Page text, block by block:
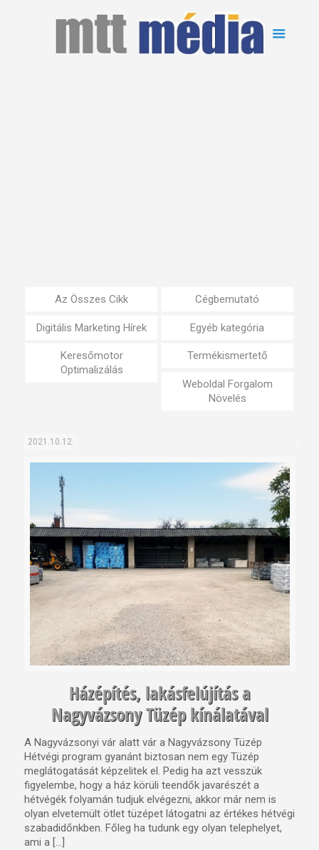
Az Összes Cikk Cégbemutató
Digitális Marketing Hírek Egyéb kategória
Keresőmotor
Optimalizálás
Termékismertető
Weboldal Forgalom
Növelés
2021.10.12.
Házépítés, lakásfelújítás a
Nagyvázsony Tüzép kínálatával
A Nagyvázsonyi vár alatt vár a Nagyvázsony Tüzép
Hétvégi program gyanánt biztosan nem egy Tüzép
meglátogatását képzelitek el. Pedig ha azt vesszük
figyelembe, hogy a ház körüli teendők javarészét a
hétvégék folyamán tudjuk elvégezni, akkor már nem is
olyan elvetemült ötlet tüzépet látogatni az értékes hétvégi
szabadidőnkben. Főleg ha tudunk egy olyan telephelyet,
ami a […]